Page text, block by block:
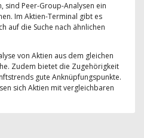
sind Peer-Group-Analysen ein
Im Aktien-Terminal gibt es
auf die Suche nach ähnlichen
von Aktien aus dem gleichen
Zudem bietet die Zugehörigkeit
gute Anknüpfungspunkte.
sich Aktien mit vergleichbaren